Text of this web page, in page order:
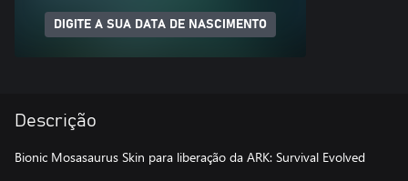
DIGITE A SUA DATA DE NASCIMENTO
Descrição
Bionic Mosasaurus Skin para liberação da ARK: Survival Evolved